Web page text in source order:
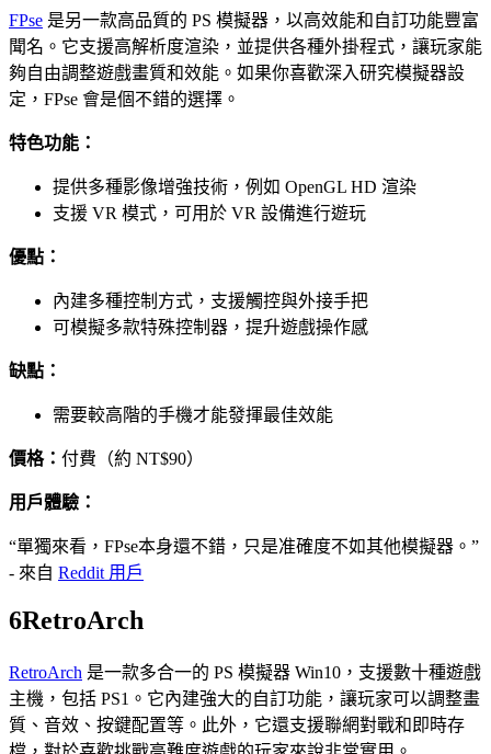
FPse 是另一款高品質的 PS 模擬器，以高效能和自訂功能豐富
聞名。它支援高解析度渲染，並提供各種外掛程式，讓玩家能
夠自由調整遊戲畫質和效能。如果你喜歡深入研究模擬器設
定，FPse 會是個不錯的選擇。
特色功能：
提供多種影像增強技術，例如 OpenGL HD 渲染
支援 VR 模式，可用於 VR 設備進行遊玩
優點：
內建多種控制方式，支援觸控與外接手把
可模擬多款特殊控制器，提升遊戲操作感
缺點：
需要較高階的手機才能發揮最佳效能
價格： 付費（約 NT$90）
用戶體驗：
“單獨來看，FPse本身還不錯，只是准確度不如其他模擬器。”
- 來自 Reddit 用戶
6RetroArch
RetroArch 是一款多合一的 PS 模擬器 Win10，支援數十種遊戲
主機，包括 PS1。它內建強大的自訂功能，讓玩家可以調整畫
質、音效、按鍵配置等。此外，它還支援聯網對戰和即時存